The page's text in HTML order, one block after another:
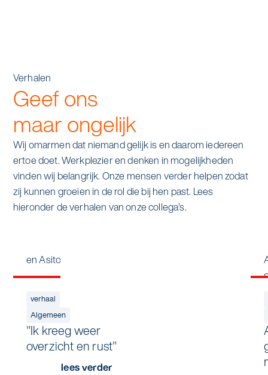
Verhalen
Geef ons
maar ongelijk
Wij omarmen dat niemand gelijk is en daarom iedereen
ertoe doet. Werkplezier en denken in mogelijkheden
vinden wij belangrijk. Onze mensen verder helpen zodat
zij kunnen groeien in de rol die bij hen past. Lees
hieronder de verhalen van onze collega’s.
verhaal
Algemeen
"Ik kreeg weer
overzicht en rust"
lees verder